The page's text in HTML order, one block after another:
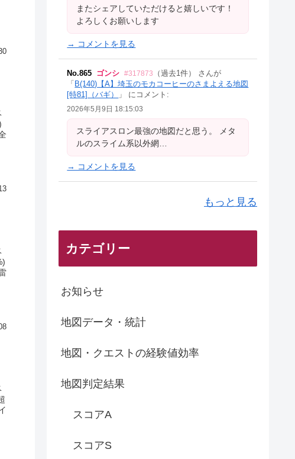
またシェアしていただけると嬉しいです！
よろしくお願いします
→ コメントを見る
No.865 ゴンシ #317873
（過去1件） さんが
「B(140)【A】埼玉のモカコーヒーのさまよえる地図
[特81]（バギ）
」 にコメント:
2026年5月9日 18:15:03
スライアスロン最強の地図だと思う。 メタ
ルのスライム系以外網…
→ コメントを見る
もっと見る
カテゴリー
お知らせ
地図データ・統計
地図・クエストの経験値効率
地図判定結果
スコアA
スコアS